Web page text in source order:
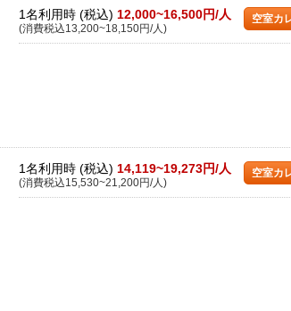
1名利用時 (税込) 12,000~16,500円/人
(消費税込13,200~18,150円/人)
空室カ
1名利用時 (税込) 14,119~19,273円/人
(消費税込15,530~21,200円/人)
空室カ